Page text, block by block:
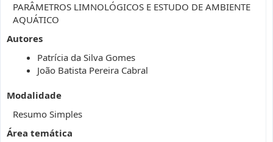
PARÂMETROS LIMNOLÓGICOS E ESTUDO DE AMBIENTE
AQUÁTICO
Autores
Patrícia da Silva Gomes
João Batista Pereira Cabral
Modalidade
Resumo Simples
Área temática